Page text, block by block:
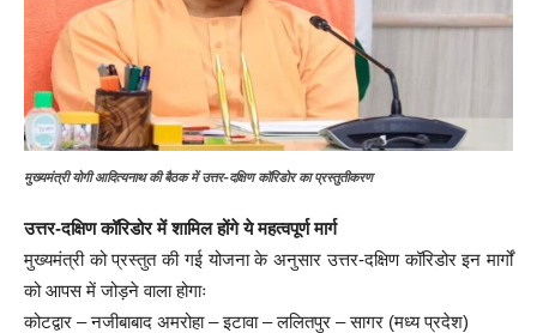
मुख्यमंत्री योगी आदित्यनाथ की बैठक में उत्तर-दक्षिण कॉरिडोर का प्रस्तुतीकरण
उत्तर-दक्षिण कॉरिडोर में शामिल होंगे ये महत्वपूर्ण मार्ग
मुख्यमंत्री को प्रस्तुत की गई योजना के अनुसार उत्तर-दक्षिण कॉरिडोर इन मार्गों
को आपस में जोड़ने वाला होगाः
कोटद्वार – नजीबाबाद अमरोहा – इटावा – ललितपुर – सागर (मध्य प्रदेश)